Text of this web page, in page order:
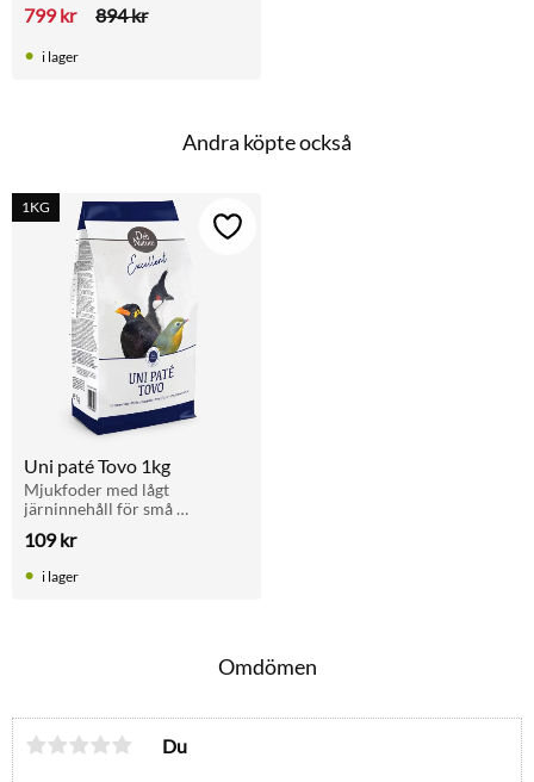
förpackning Äggfoder
köpet.
799kr 894kr
i lager
Andra köpte också
Uni paté Tovo 1kg
Mjukfoder med lågt
järninnehåll för små
mynah, bulbyl och pekin.
god smak.
109kr
1KG
Lägg till i favoriter
i lager
Omdömen
Du